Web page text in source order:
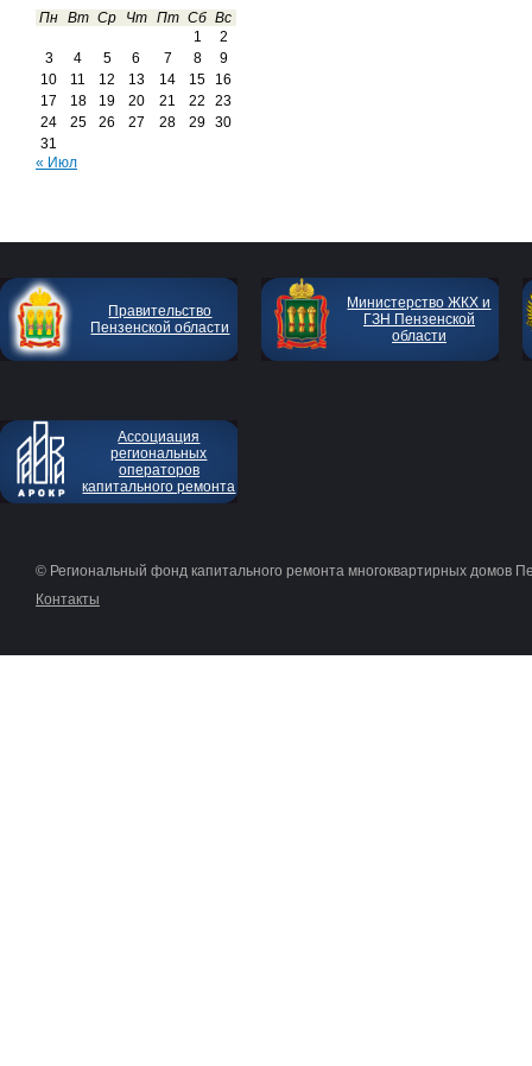
Пн Вт Ср Чт Пт Сб Вс
1
2
3
4 5 6 7 8
9
10
11 12 13 14 15
16
17
18 19 20 21 22
23
24
25 26 27 28 29
30
31
« Июл
Правительство
Пензенской области
Министерство ЖКХ и
ГЗН Пензенской
области
Ассоциация
региональных
операторов
капитального ремонта
© Региональный фонд капитального ремонта многоквартирных домов
Контакты